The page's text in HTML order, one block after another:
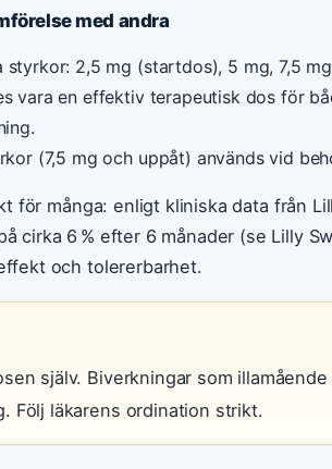
med andra
styrkor: 2,5 mg (startdos), 5 mg, 7,5
vara en effektiv terapeutisk dos för
(7,5 mg och uppåt) används vid
för många: enligt kliniska data från
cirka 6 % efter 6 månader (se Lilly
och tolererbarhet.
själv. Biverkningar som
Följ läkarens ordination strikt.